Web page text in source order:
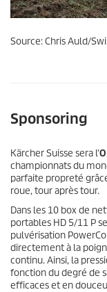
Source: Chris Auld/
Sponsoring
Kärcher Suisse sera l'
championnats du
parfaite propreté
roue, tour après tour.
Dans les 10 box de
portables HD 5/11 P
pulvérisation
directement à la
continu. Ainsi, la
fonction du degré de
efficaces et en